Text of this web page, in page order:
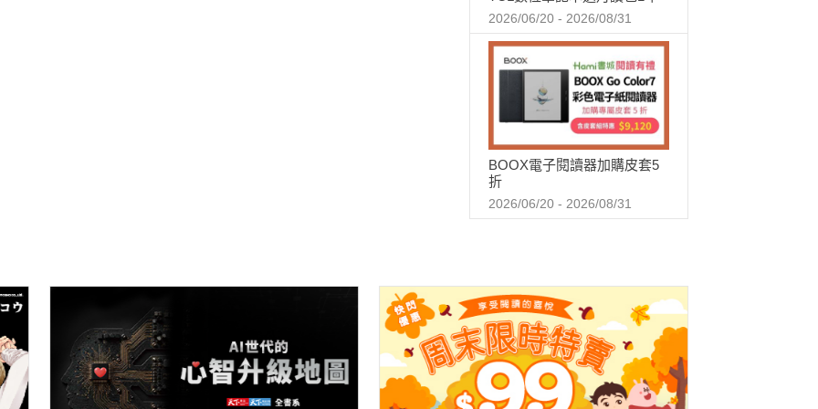
2026/06/20 - 2026/08/31
BOOX電子閱讀器加購皮套5
折
2026/06/20 - 2026/08/31